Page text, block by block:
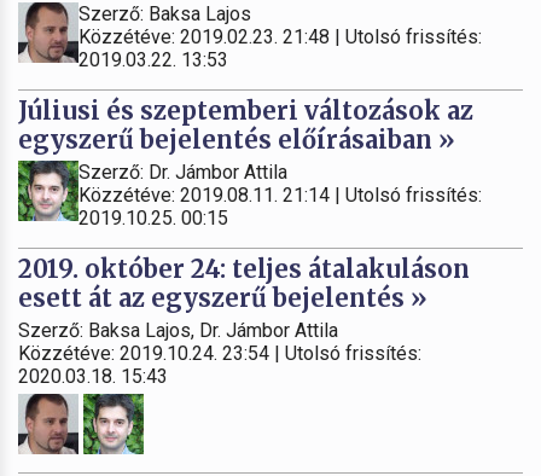
Szerző: Baksa Lajos
Közzétéve: 2019.02.23. 21:48 | Utolsó frissítés:
2019.03.22. 13:53
Júliusi és szeptemberi változások az
egyszerű bejelentés előírásaiban »
Szerző: Dr. Jámbor Attila
Közzétéve: 2019.08.11. 21:14 | Utolsó frissítés:
2019.10.25. 00:15
2019. október 24: teljes átalakuláson
esett át az egyszerű bejelentés »
Szerző: Baksa Lajos, Dr. Jámbor Attila
Közzétéve: 2019.10.24. 23:54 | Utolsó frissítés:
2020.03.18. 15:43